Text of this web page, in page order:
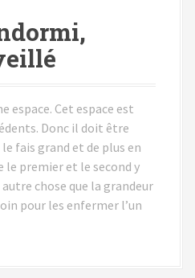
espace. Cet espace est
Donc il doit être
fais grand et de plus en
le premier et le second y
chose que la grandeur
pour les enfermer l’un